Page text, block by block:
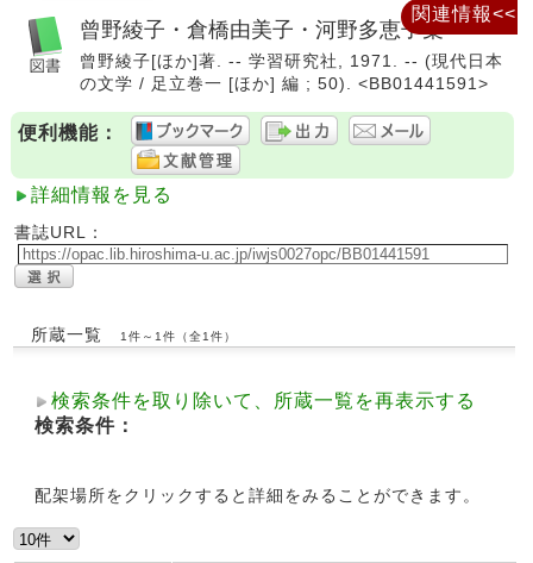
曾野綾子・倉橋由美子・河野多恵子集
曾野綾子[ほか]著. -- 学習研究社, 1971. -- (現代日本
の文学 / 足立巻一 [ほか] 編 ; 50). <BB01441591>
便利機能：
詳細情報を見る
書誌URL：
所蔵一覧 1件～1件（全1件）
検索条件を取り除いて、所蔵一覧を再表示する
検索条件：
配架場所をクリックすると詳細をみることができます。
関連情報<<